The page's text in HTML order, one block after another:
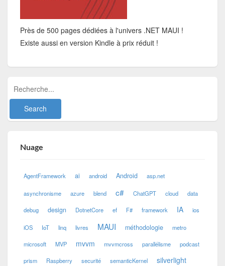
Près de 500 pages dédiées à l'univers .NET MAUI !
Existe aussi en version Kindle à prix réduit !
Nuage
AgentFramework ai android Android asp.net
asynchronisme azure blend c# ChatGPT cloud data
debug design DotnetCore ef F# framework IA ios
iOS IoT linq livres MAUI méthodologie metro
microsoft MVP mvvm mvvmcross parallélisme podcast
prism Raspberry securité semanticKernel silverlight